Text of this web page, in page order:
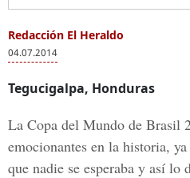
Redacción El Heraldo
04.07.2014
Tegucigalpa, Honduras
La Copa del Mundo de Brasil
emocionantes en la historia,
que nadie se esperaba y así lo